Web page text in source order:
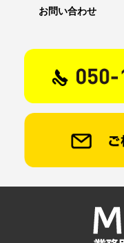
お問い合わせ